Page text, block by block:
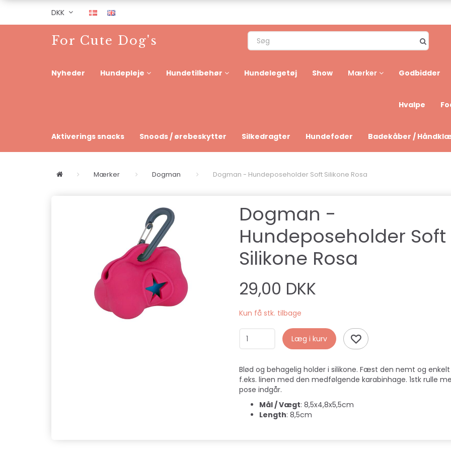
DKK
For Cute Dog's
Nyheder Hundepleje Hundetilbehør Hundelegetøj Show Mærker Godbidder
Hvalpe
Aktiverings snacks Snoods / ørebeskytter Silkedragter Hundefoder Badekåber /
Mærker Dogman Dogman - Hundeposeholder Soft Silikone Rosa
Dogman -
Hundeposeholder Soft
Silikone Rosa
29,00 DKK
Kun få stk. tilbage
Læg i kurv
Blød og behagelig holder i silikone. Fæst den nemt og
f.eks. linen med den medfølgende karabinhage. 1stk rulle
pose indgår.
Mål / Vægt: 8,5x4,8x5,5cm
Length: 8,5cm